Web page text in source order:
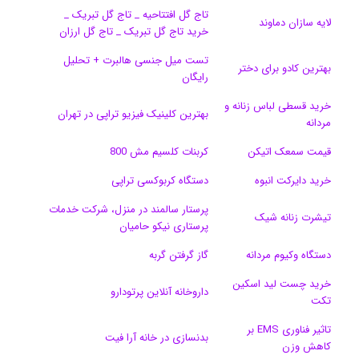
ک
ا
ر
ا
م
m
م
لایه سازان دماوند
تاج گل افتتاحیه _ تاج گل تبریک _
خرید تاج گل تبریک _ تاج گل ارزان
بهترین کادو برای دختر
تست میل جنسی هالبرت + تحلیل
رایگان
خرید قسطی لباس زنانه و
مردانه
بهترین کلینیک فیزیو تراپی در تهران
قیمت سمعک اتیکن
کربنات کلسیم مش 800
خرید دایرکت انبوه
دستگاه کربوکسی تراپی
تیشرت زنانه شیک
پرستار سالمند در منزل، شرکت خدمات
پرستاری نیکو حامیان
دستگاه وکیوم مردانه
گاز گرفتن گربه
خرید چست لید اسکین
تکت
داروخانه آنلاین پرتودارو
تاثیر فناوری EMS بر
کاهش وزن
بدنسازی در خانه آرا فیت